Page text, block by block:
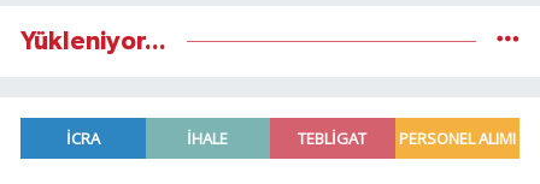
Yükleniyor...